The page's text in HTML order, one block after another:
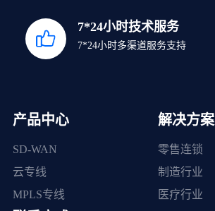
7*24小时技术服务
7*24小时多渠道服务支持
产品中心
SD-WAN
云专线
MPLS专线
解决方案
零售连锁
制造行业
医疗行业